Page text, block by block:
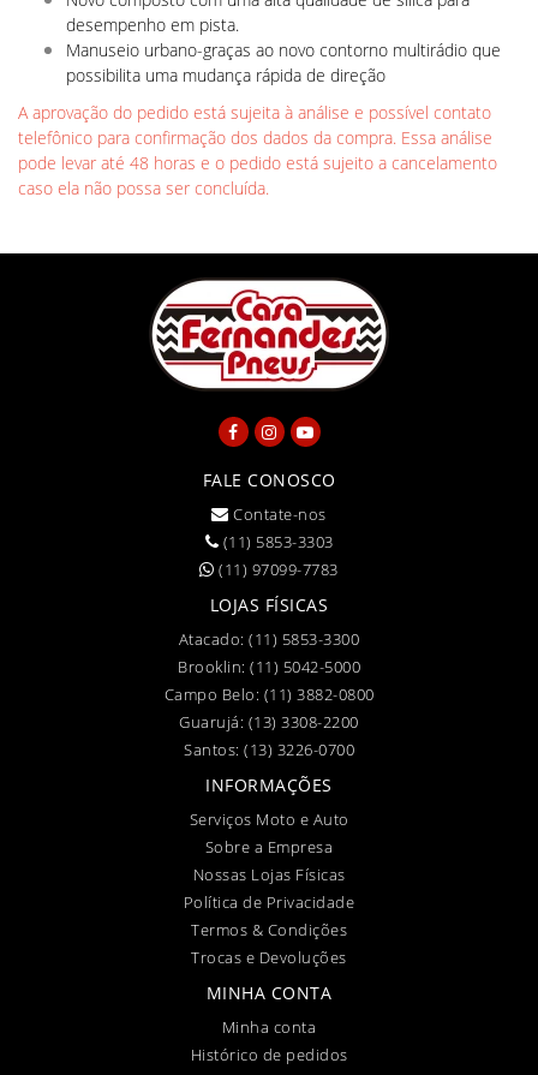
desempenho em pista.
Manuseio urbano-graças ao novo contorno multirádio que
possibilita uma mudança rápida de direção
A aprovação do pedido está sujeita à análise e possível contato
telefônico para confirmação dos dados da compra. Essa análise
pode levar até 48 horas e o pedido está sujeito a cancelamento
caso ela não possa ser concluída.
FALE CONOSCO
Contate-nos
(11) 5853-3303
(11) 97099-7783
LOJAS FÍSICAS
Atacado:(11) 5853-3300
Brooklin: (11) 5042-5000
Campo Belo: (11) 3882-0800
Guarujá: (13) 3308-2200
Santos: (13) 3226-0700
INFORMAÇÕES
Serviços Moto e Auto
Sobre a Empresa
Nossas Lojas Físicas
Política de Privacidade
Termos & Condições
Trocas e Devoluções
MINHA CONTA
Minha conta
Histórico de pedidos